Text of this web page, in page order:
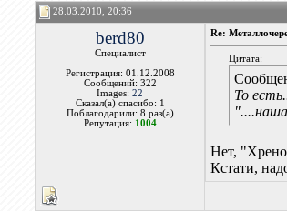
28.03.2010, 20:36
berd80
Специалист
Регистрация: 01.12.2008
Сообщений: 322
Images:22
Сказал(а) спасибо: 1
Поблагодарили: 8 раз(а)
Репутация: 1004
Re:
Цитата:
То
Нет,
Кстати,